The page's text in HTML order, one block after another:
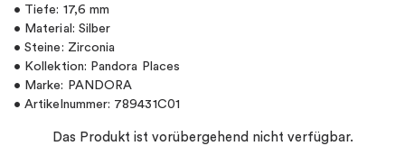
• Tiefe: 17,6 mm
• Material: Silber
• Steine: Zirconia
• Kollektion: Pandora Places
• Marke: PANDORA
• Artikelnummer: 789431C01
Das Produkt ist vorübergehend nicht verfügbar.